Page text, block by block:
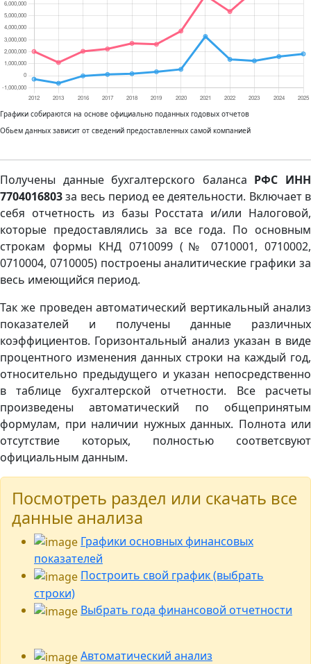
Графики собираются на основе официально поданных годовых отчетов
Обьем данных зависит от сведений предоставленных самой компанией
Получены данные бухгалтерского баланса РФС ИНН
7704016803за весь период ее деятельности. Включает в
себя отчетность из базы Росстата и/или Налоговой,
которые предоставлялись за все года. По основным
строкам формы КНД 0710099 (№ 0710001, 0710002,
0710004, 0710005) построены аналитические графики за
весь имеющийся период.
Так же проведен автоматический вертикальный анализ
показателей и получены данные различных
коэффициентов. Горизонтальный анализ указан в виде
процентного изменения данных строки на каждый год,
относительно предыдущего и указан непосредственно
в таблице бухгалтерской отчетности. Все расчеты
произведены автоматический по общепринятым
формулам, при наличии нужных данных. Полнота или
отсутствие которых, полностью соответсвуют
официальным данным.
Посмотреть раздел или скачать все
данные анализа
Графики основных финансовых
показателей
Построить свой график (выбрать
строки)
Выбрать года финансовой отчетности
Автоматический анализ